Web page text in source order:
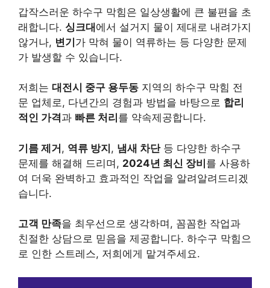
갑작스러운 하수구 막힘은 일상생활에 큰 불편을 초
래합니다. 싱크대에서 설거지 물이 제대로 내려가지
않거나, 변기가 막혀 물이 역류하는 등 다양한 문제
가 발생할 수 있습니다.
저희는 대전시 중구 용두동 지역의 하수구 막힘 전
문 업체로, 다년간의 경험과 방법을 바탕으로 합리
적인 가격과 빠른 처리 를 약속제공합니다.
기름 제거, 역류 방지, 냄새 차단등 다양한 하수구
문제를 해결해 드리며, 2024년 최신 장비를 사용하
여 더욱 완벽하고 효과적인 작업을 알려알려드리겠
습니다.
고객 만족을 최우선으로 생각하며, 꼼꼼한 작업과
친절한 상담으로 믿음을 제공합니다. 하수구 막힘으
로 인한 스트레스, 저희에게 맡겨주세요.